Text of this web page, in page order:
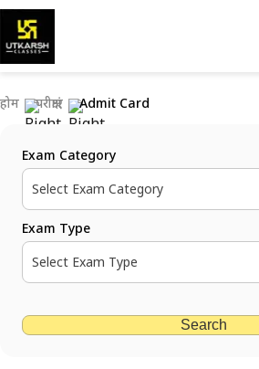
होम परीक्षाएं Admit Card
Exam Category
Select Exam Category
Exam Type
Select Exam Type
Search